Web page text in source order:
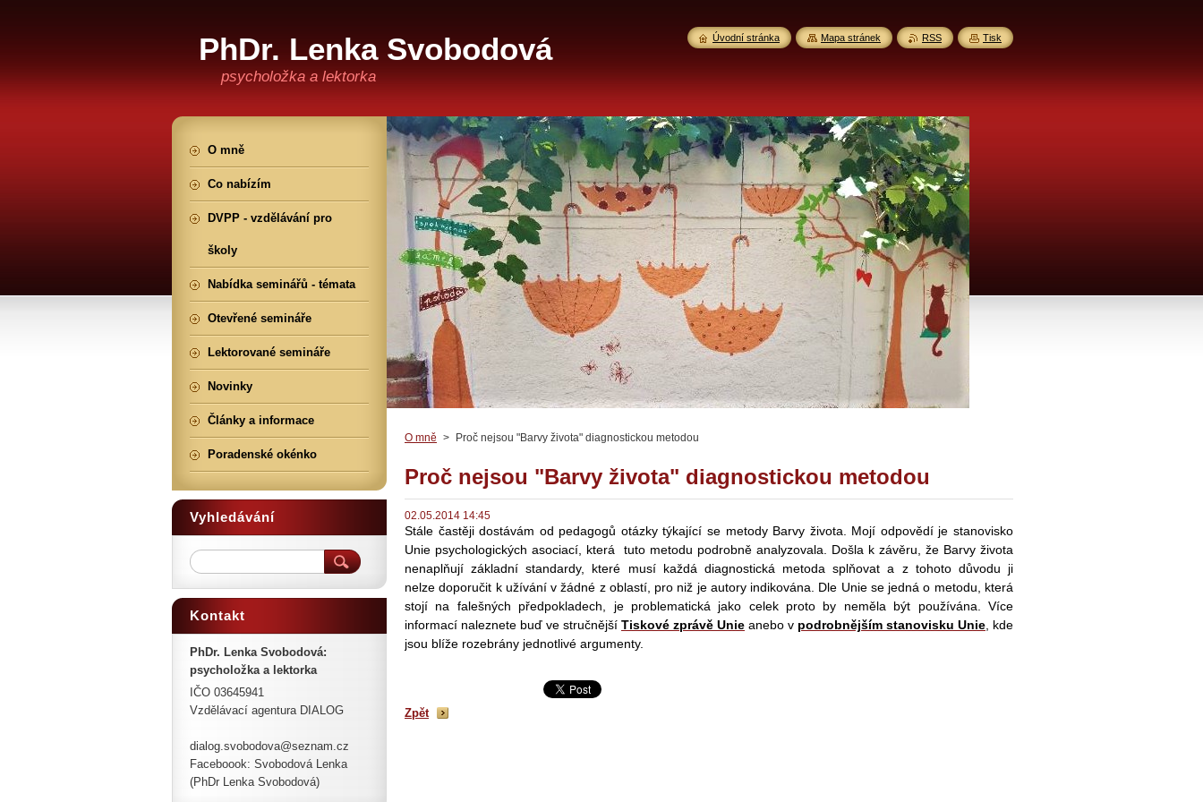
PhDr. Lenka Svobodová
psycholožka a lektorka
O mně > Proč nejsou "Barvy života" diagnostickou metodou
Proč nejsou "Barvy života" diagnostickou metodou
02.05.2014 14:45
Stále častěji dostávám od pedagogů otázky týkající se metody Barvy života. Mojí odpovědí je stanovisko
Unie psychologických asociací, která tuto metodu podrobně analyzovala. Došla k závěru, že Barvy života
nenaplňují základní standardy, které musí každá diagnostická metoda splňovat a z tohoto důvodu ji
nelze doporučit k užívání v žádné z oblastí, pro niž je autory indikována. Dle Unie se jedná o metodu, která
stojí na falešných předpokladech, je problematická jako celek proto by neměla být používána. Více
informací naleznete buď ve stručnější Tiskové zprávě Unie anebo v podrobnějším stanovisku Unie , kde
jsou blíže rozebrány jednotlivé argumenty.
Zpět
O mně
Co nabízím
DVPP - vzdělávání pro
školy
Nabídka seminářů - témata
Otevřené semináře
Lektorované semináře
Novinky
Články a informace
Poradenské okénko
Vyhledávání
Kontakt
PhDr. Lenka Svobodová:
psycholožka a lektorka
IČO 03645941
Vzdělávací agentura DIALOG
dialog.svobodova@seznam.cz
Faceboook: Svobodová Lenka
(PhDr Lenka Svobodová)
Úvodní stránka Mapa stránek RSS Tisk